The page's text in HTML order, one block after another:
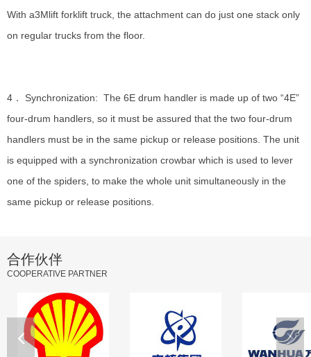
With a3Mlift forklift truck, the attachment can do just one stack only
on regular trucks from the floor.
4． Synchronization: The 6E drum handler is made up of two “4E”
four-drum handlers, so it must be assured that the two four-drum
handlers must be in the same pickup or release positions. The unit
is equipped with a synchronization crowbar which is used to lever
one of the spiders, to make the whole unit simultaneously in the
same pickup or release positions.
合作伙伴
COOPERATIVE PARTNER